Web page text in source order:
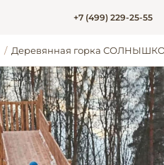
+7 (499) 229-25-55
Деревянная горка